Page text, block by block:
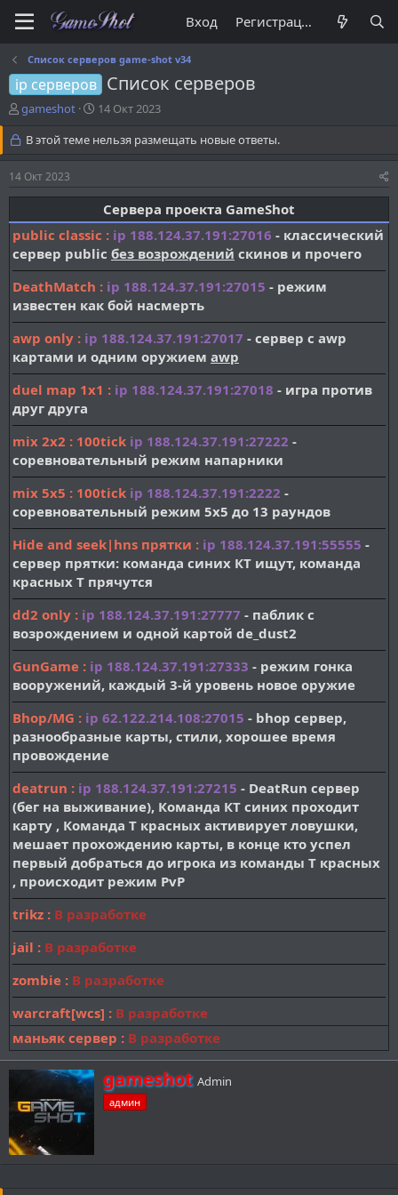
Вход Регистрация
Список серверов game-shot v34
ip серверов Список серверов
А
т
р
м
ы
gameshot
Д
т
а
л
а
14 Окт 2023
В этой теме нельзя размещать новые ответы.
14 Окт 2023
Сервера проекта GameShot​
public classic : ip 188.124.37.191:27016 - классический
сервер public без возрождений скинов и прочего
DeathMatch : ip 188.124.37.191:27015 - режим
известен как бой насмерть
awp only : ip 188.124.37.191:27017 - сервер с awp
картами и одним оружием awp
duel map 1x1 : ip 188.124.37.191:27018 - игра против
друг друга
mix 2x2 : 100tick ip 188.124.37.191:27222 -
соревновательный режим напарники
mix 5x5 : 100tick ip 188.124.37.191:2222 -
соревновательный режим 5x5 до 13 раундов
Hide and seek|hns прятки : ip 188.124.37.191:55555 -
сервер прятки: команда синих КТ ищут, команда
красных T прячутся
dd2 only : ip 188.124.37.191:27777 - паблик с
возрождением и одной картой de_dust2
GunGame : ip 188.124.37.191:27333 - режим гонка
вооружений, каждый 3-й уровень новое оружие
Bhop/MG : ip 62.122.214.108:27015 - bhop сервер,
разнообразные карты, стили, хорошее время
провождение
deatrun : ip 188.124.37.191:27215 - DeatRun сервер
(бег на выживание), Команда КТ синих проходит
карту , Команда Т красных активирует ловушки,
мешает прохождению карты, в конце кто успел
первый добраться до игрока из команды Т красных
, происходит режим PvP
trikz : В разработке
jail : В разработке
zombie : В разработке
warcraft[wcs] : В разработке
маньяк сервер : В разработке
А
в
т
gameshot Admin
админ